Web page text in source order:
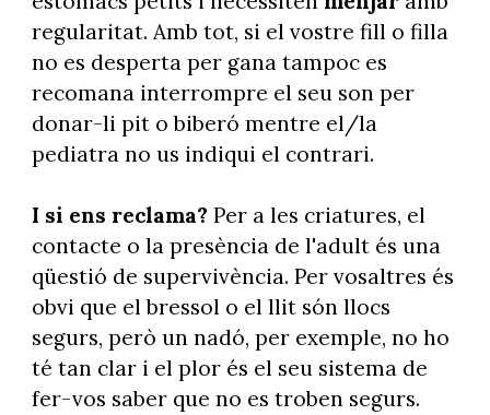
regularitat. Amb tot, si el vostre fill o filla
no es desperta per gana tampoc es
recomana interrompre el seu son per
donar-li pit o biberó mentre el/la
pediatra no us indiqui el contrari.
I si ens reclama? Per a les criatures, el
contacte o la presència de l'adult és una
qüestió de supervivència. Per vosaltres és
obvi que el bressol o el llit són llocs
segurs, però un nadó, per exemple, no ho
té tan clar i el plor és el seu sistema de
fer-vos saber que no es troben segurs.